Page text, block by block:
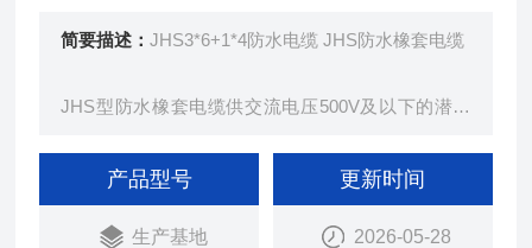
简要描述：JHS3*6+1*4防水电缆 JHS防水橡套电缆
JHS型防水橡套电缆供交流电压500V及以下的潜水
有好的电气绝缘性能。防水橡套电缆弯曲性能好，能
承受经常的移动.
产品型号
生产基地
更新时间
2026-05-28